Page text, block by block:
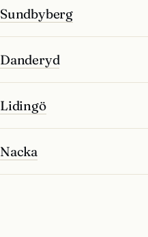
Sundbyberg
Danderyd
Lidingö
Nacka